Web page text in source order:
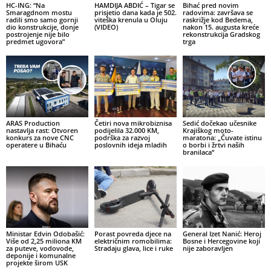
HC-ING: “Na
Smaragdnom mostu
radili smo samo gornji
dio konstrukcije, donje
postrojenje nije bilo
predmet ugovora”
HAMDIJA ABDIĆ – Tigar se
prisjetio dana kada je 502.
viteška krenula u Oluju
(VIDEO)
Bihać pred novim
radovima: završava se
raskrižje kod Bedema,
nakon 15. augusta kreće
rekonstrukcija Gradskog
trga
ARAS Production
nastavlja rast: Otvoren
konkurs za nove CNC
operatere u Bihaću
Četiri nova mikrobiznisa
podijelila 32.000 KM,
podrška za razvoj
poslovnih ideja mladih
Sedić dočekao učesnike
Krajiškog moto-
maratona: „Čuvate istinu
o borbi i žrtvi naših
branilaca“
Ministar Edvin Odobašić:
Više od 2,25 miliona KM
za puteve, vodovode,
deponije i komunalne
projekte širom USK
Porast povreda djece na
električnim romobilima:
Stradaju glava, lice i ruke
General Izet Nanić: Heroj
Bosne i Hercegovine koji
nije zaboravljen